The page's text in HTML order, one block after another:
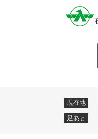
現在地
足あと